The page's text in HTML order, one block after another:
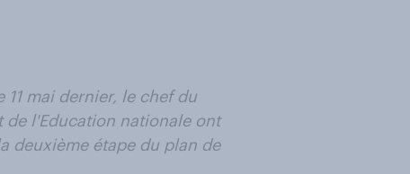
mai dernier, le chef du
de l'Education nationale ont
deuxième étape du plan de